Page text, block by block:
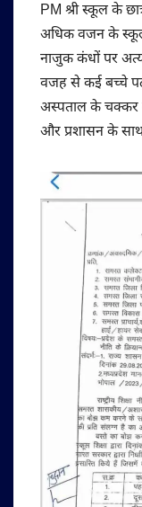
PM श्री स्कूल के
अधिक वजन के स्कूल
नाजुक कंधों पर
वजह से कई बच्चे
अस्पताल के चक्कर
और प्रशासन के